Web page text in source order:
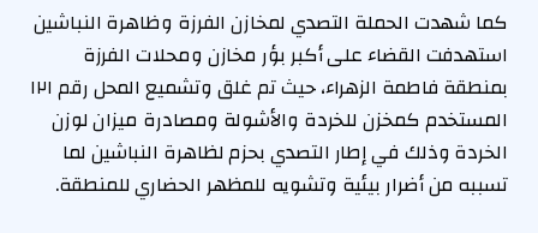
كما شهدت الحملة التصدي لمخازن الفرزة وظاهرة النباشين
استهدفت القضاء على أكبر بؤر مخازن ومحلات الفرزة
بمنطقة فاطمة الزهراء، حيث تم غلق وتشميع المحل رقم ١٢١
المستخدم كمخزن للخردة والأشولة ومصادرة ميزان لوزن
الخردة وذلك في إطار التصدي بحزم لظاهرة النباشين لما
تسببه من أضرار بيئية وتشويه للمظهر الحضاري للمنطقة.